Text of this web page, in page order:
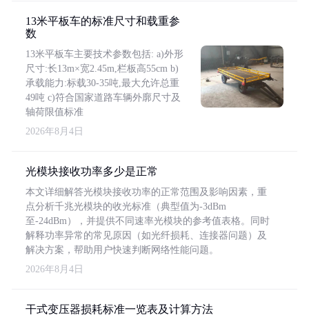
13米平板车的标准尺寸和载重参
数
13米平板车主要技术参数包括: a)外形
尺寸:长13m×宽2.45m,栏板高55cm b)
承载能力:标载30-35吨,最大允许总重
49吨 c)符合国家道路车辆外廓尺寸及
轴荷限值标准
2026年8月4日
光模块接收功率多少是正常
本文详细解答光模块接收功率的正常范围及影响因素，重
点分析千兆光模块的收光标准（典型值为-3dBm
至-24dBm），并提供不同速率光模块的参考值表格。同时
解释功率异常的常见原因（如光纤损耗、连接器问题）及
解决方案，帮助用户快速判断网络性能问题。
2026年8月4日
干式变压器损耗标准一览表及计算方法